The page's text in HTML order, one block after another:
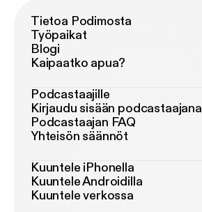
Tietoa Podimosta
Työpaikat
Blogi
Kaipaatko apua?
Podcastaajille
Kirjaudu sisään podcastaajana
Podcastaajan FAQ
Yhteisön säännöt
Kuuntele iPhonella
Kuuntele Androidilla
Kuuntele verkossa